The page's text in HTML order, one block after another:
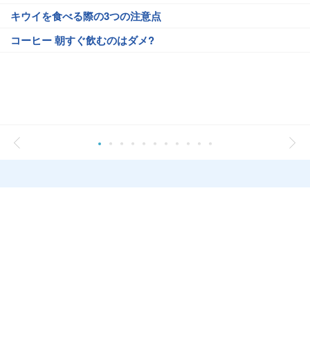
キウイを食べる際の3つの注意点
コーヒー 朝すぐ飲むのはダメ?